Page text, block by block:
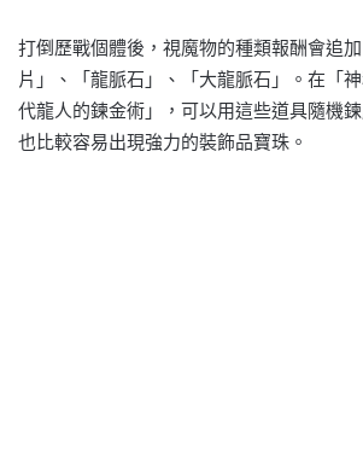
打倒歷戰個體後，視魔物的種類報酬會追
片」、「龍脈石」、「大龍脈石」。在「
代龍人的鍊金術」，可以用這些道具隨機
也比較容易出現強力的裝飾品寶珠。